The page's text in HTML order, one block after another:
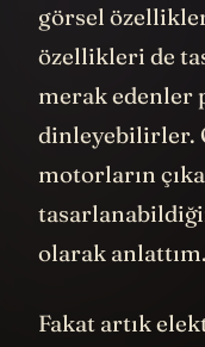
görsel
özellikleri de
merak edenler
dinleyebilirler.
motorların
olarak anlattım.
Fakat artık